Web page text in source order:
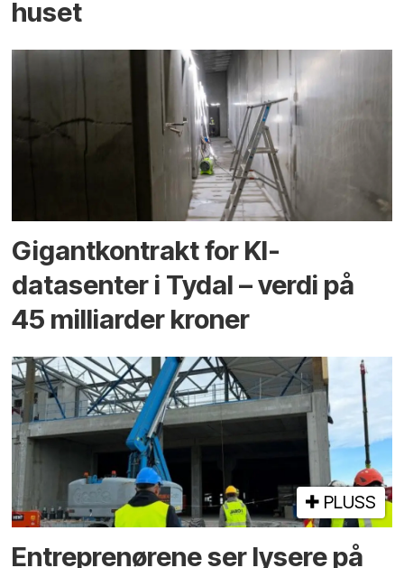
huset
Gigantkontrakt for KI-
datasenter i Tydal – verdi på
45 milliarder kroner
PLUSS
Entreprenørene ser lysere på